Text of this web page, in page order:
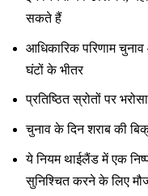
सकते हैं
आधिकारिक परिणाम चुनाव
घंटों के भीतर
प्रतिष्ठित स्रोतों पर
चुनाव के दिन शराब की
ये नियम थाईलैंड में एक
सुनिश्चित करने के लिए